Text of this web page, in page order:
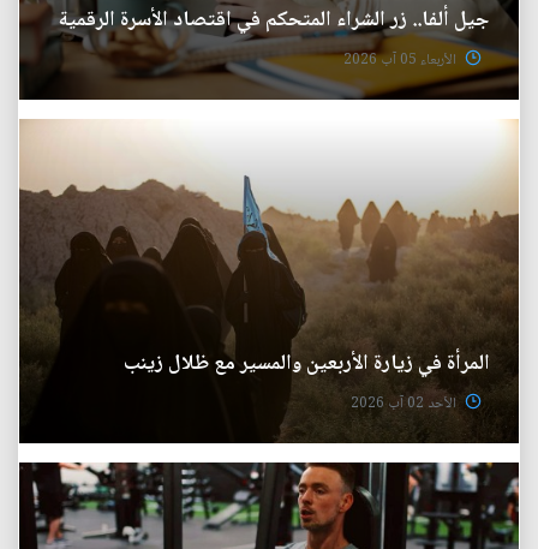
جيل ألفا.. زر الشراء المتحكم في اقتصاد الأسرة الرقمية
الأربعاء 05 آب 2026
المرأة في زيارة الأربعين والمسير مع ظلال زينب
الأحد 02 آب 2026